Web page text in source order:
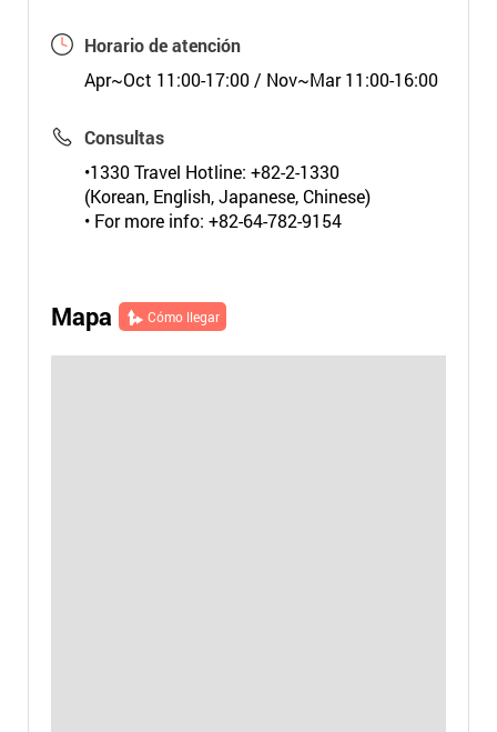
Horario de atención
Apr~Oct 11:00-17:00 / Nov~Mar 11:00-16:00
Consultas
•1330 Travel Hotline: +82-2-1330
(Korean, English, Japanese, Chinese)
• For more info: +82-64-782-9154
Mapa Cómo llegar